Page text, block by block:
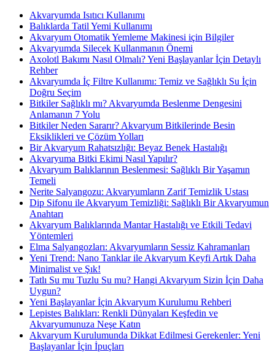
Akvaryumda Isıtıcı Kullanımı
Balıklarda Tatil Yemi Kullanımı
Akvaryum Otomatik Yemleme Makinesi için Bilgiler
Akvaryumda Silecek Kullanmanın Önemi
Axolotl Bakımı Nasıl Olmalı? Yeni Başlayanlar İçin Detaylı
Rehber
Akvaryumda İç Filtre Kullanımı: Temiz ve Sağlıklı Su İçin
Doğru Seçim
Bitkiler Sağlıklı mı? Akvaryumda Beslenme Dengesini
Anlamanın 7 Yolu
Bitkiler Neden Sararır? Akvaryum Bitkilerinde Besin
Eksiklikleri ve Çözüm Yolları
Bir Akvaryum Rahatsızlığı: Beyaz Benek Hastalığı
Akvaryuma Bitki Ekimi Nasıl Yapılır?
Akvaryum Balıklarının Beslenmesi: Sağlıklı Bir Yaşamın
Temeli
Nerite Salyangozu: Akvaryumların Zarif Temizlik Ustası
Dip Sifonu ile Akvaryum Temizliği: Sağlıklı Bir Akvaryumun
Anahtarı
Akvaryum Balıklarında Mantar Hastalığı ve Etkili Tedavi
Yöntemleri
Elma Salyangozları: Akvaryumların Sessiz Kahramanları
Yeni Trend: Nano Tanklar ile Akvaryum Keyfi Artık Daha
Minimalist ve Şık!
Tatlı Su mu Tuzlu Su mu? Hangi Akvaryum Sizin İçin Daha
Uygun?
Yeni Başlayanlar İçin Akvaryum Kurulumu Rehberi
Lepistes Balıkları: Renkli Dünyaları Keşfedin ve
Akvaryumunuza Neşe Katın
Akvaryum Kurulumunda Dikkat Edilmesi Gerekenler: Yeni
Başlayanlar İçin İpuçları